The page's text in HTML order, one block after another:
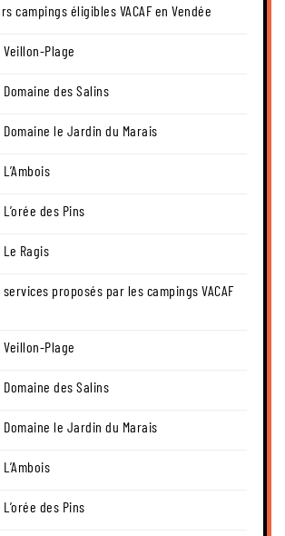
campings éligibles VACAF en Vendée
Veillon-Plage
Domaine des Salins
Domaine le Jardin du Marais
des Pins
Ragis
proposés par les campings VACAF
Veillon-Plage
Domaine des Salins
Domaine le Jardin du Marais
des Pins